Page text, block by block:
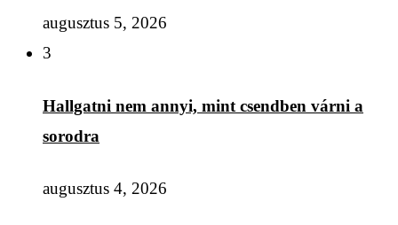
augusztus 5, 2026
3
Hallgatni nem annyi, mint csendben várni a
sorodra
augusztus 4, 2026